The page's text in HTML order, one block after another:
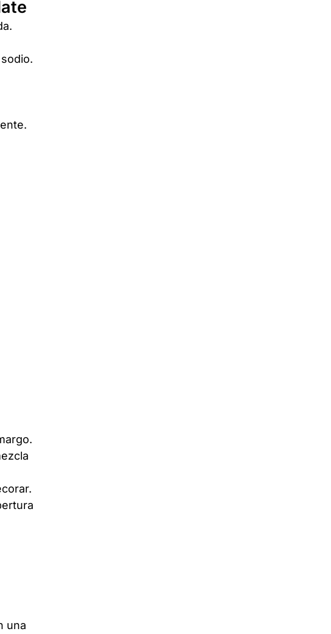
una